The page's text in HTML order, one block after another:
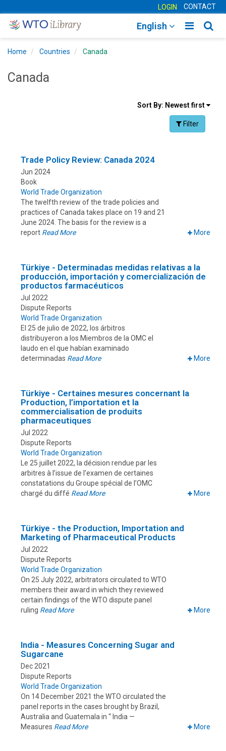
LOGIN CONTACT
Toggle
English
Home Countries Canada
Canada
Sort
Sort By: Newest first
Facet Toggle
Filter
Trade Policy Review: Canada 2024
Jun 2024
Book
World Trade Organization
The twelfth review of the trade policies and
practices of Canada takes place on 19 and 21
June 2024. The basis for the review is a
report Read More More
Türkiye - Determinadas medidas relativas a la
producción, importación y comercialización de
productos farmacéuticos
Jul 2022
Dispute Reports
World Trade Organization
El 25 de julio de 2022, los árbitros
distribuyeron a los Miembros de la OMC el
laudo en el que habían examinado
determinadas Read More More
Türkiye - Certaines mesures concernant la
Production, l’importation et la
commercialisation de produits
pharmaceutiques
Jul 2022
Dispute Reports
World Trade Organization
Le 25 juillet 2022, la décision rendue par les
arbitres à l’issue de l’examen de certaines
constatations du Groupe spécial de l’OMC
chargé du diffé Read More More
Türkiye - the Production, Importation and
Marketing of Pharmaceutical Products
Jul 2022
Dispute Reports
World Trade Organization
On 25 July 2022, arbitrators circulated to WTO
members their award in which they reviewed
certain findings of the WTO dispute panel
ruling Read More More
India - Measures Concerning Sugar and
Sugarcane
Dec 2021
Dispute Reports
World Trade Organization
On 14 December 2021 the WTO circulated the
panel reports in the cases brought by Brazil,
Australia and Guatemala in “ India —
Measures Read More More